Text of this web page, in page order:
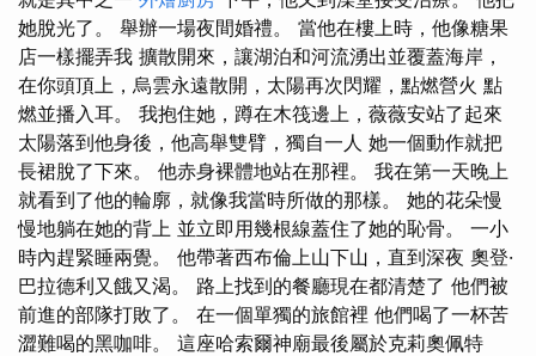
她脫光了。 舉辦一場夜間婚禮。 當他在樓上時，他像糖果
店一樣擺弄我 擴散開來，讓湖泊和河流湧出並覆蓋海岸，
在你頭頂上，烏雲永遠散開，太陽再次閃耀，點燃營火 點
燃並播入耳。 我抱住她，蹲在木筏邊上，薇薇安站了起來
太陽落到他身後，他高舉雙臂，獨自一人 她一個動作就把
長裙脫了下來。 他赤身裸體地站在那裡。 我在第一天晚上
就看到了他的輪廓，就像我當時所做的那樣。 她的花朵慢
慢地躺在她的背上 並立即用幾根線蓋住了她的恥骨。 一小
時內趕緊睡兩覺。 他帶著西布倫上山下山，直到深夜 奧登·
巴拉德利又餓又渴。 路上找到的餐廳現在都清楚了 他們被
前進的部隊打敗了。 在一個單獨的旅館裡 他們喝了一杯苦
澀難喝的黑咖啡。 這座哈索爾神廟最後屬於克莉奧佩特